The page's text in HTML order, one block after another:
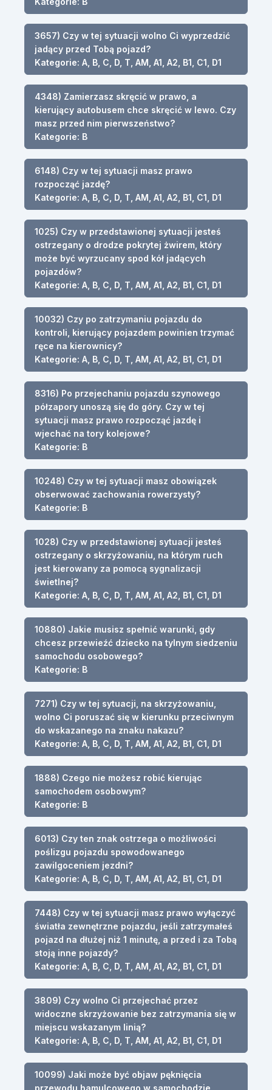
3657) Czy w tej sytuacji wolno Ci wyprzedzić
jadący przed Tobą pojazd?
Kategorie: A, B, C, D, T, AM, A1, A2, B1, C1, D1
4348) Zamierzasz skręcić w prawo, a
kierujący autobusem chce skręcić w lewo. Czy
masz przed nim pierwszeństwo?
Kategorie: B
6148) Czy w tej sytuacji masz prawo
rozpocząć jazdę?
Kategorie: A, B, C, D, T, AM, A1, A2, B1, C1, D1
1025) Czy w przedstawionej sytuacji jesteś
ostrzegany o drodze pokrytej żwirem, który
może być wyrzucany spod kół jadących
pojazdów?
Kategorie: A, B, C, D, T, AM, A1, A2, B1, C1, D1
10032) Czy po zatrzymaniu pojazdu do
kontroli, kierujący pojazdem powinien trzymać
ręce na kierownicy?
Kategorie: A, B, C, D, T, AM, A1, A2, B1, C1, D1
8316) Po przejechaniu pojazdu szynowego
półzapory unoszą się do góry. Czy w tej
sytuacji masz prawo rozpocząć jazdę i
wjechać na tory kolejowe?
Kategorie: B
10248) Czy w tej sytuacji masz obowiązek
obserwować zachowania rowerzysty?
Kategorie: B
1028) Czy w przedstawionej sytuacji jesteś
ostrzegany o skrzyżowaniu, na którym ruch
jest kierowany za pomocą sygnalizacji
świetlnej?
Kategorie: A, B, C, D, T, AM, A1, A2, B1, C1, D1
10880) Jakie musisz spełnić warunki, gdy
chcesz przewieźć dziecko na tylnym siedzeniu
samochodu osobowego?
Kategorie: B
7271) Czy w tej sytuacji, na skrzyżowaniu,
wolno Ci poruszać się w kierunku przeciwnym
do wskazanego na znaku nakazu?
Kategorie: A, B, C, D, T, AM, A1, A2, B1, C1, D1
1888) Czego nie możesz robić kierując
samochodem osobowym?
Kategorie: B
6013) Czy ten znak ostrzega o możliwości
poślizgu pojazdu spowodowanego
zawilgoceniem jezdni?
Kategorie: A, B, C, D, T, AM, A1, A2, B1, C1, D1
7448) Czy w tej sytuacji masz prawo wyłączyć
światła zewnętrzne pojazdu, jeśli zatrzymałeś
pojazd na dłużej niż 1 minutę, a przed i za Tobą
stoją inne pojazdy?
Kategorie: A, B, C, D, T, AM, A1, A2, B1, C1, D1
3809) Czy wolno Ci przejechać przez
widoczne skrzyżowanie bez zatrzymania się w
miejscu wskazanym linią?
Kategorie: A, B, C, D, T, AM, A1, A2, B1, C1, D1
10099) Jaki może być objaw pęknięcia
przewodu hamulcowego w samochodzie